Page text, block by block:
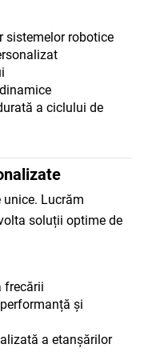
sistemelor robotice
a ciclului de
unice. Lucrăm
soluții optime de
frecării
și
a etanșărilor